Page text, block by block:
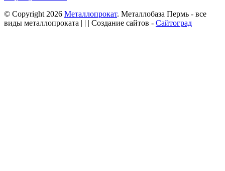
© Copyright 2026 Металлопрокат. Металлобаза Пермь - все
виды металлопроката | | | Создание сайтов - Сайтоград